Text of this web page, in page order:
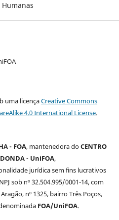
uma licençaCreative Commons
4.0 International License.
- FOA, mantenedora doCENTRO
- UniFOA,
jurídica sem fins lucrativos
sob nº 32.504.995/0001-14, com
nº 1325, bairro Três Poços,
FOA/UniFOA.